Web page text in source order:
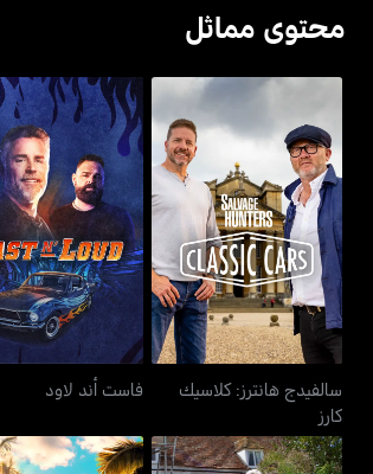
محتوى مماثل
سالفيدج هانترز: كلاسيك
كارز
سالفيدج هانترز: كلاسيك
كارز
فاست أند لاود
فاست أند لاود